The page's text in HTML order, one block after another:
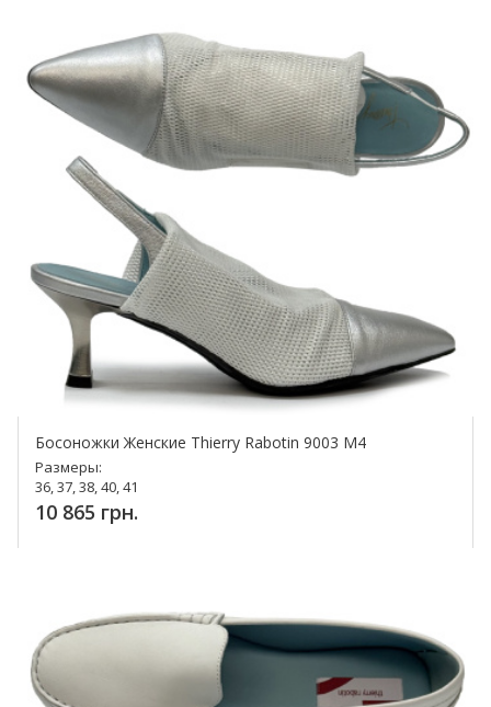
Босоножки Женские Thierry Rabotin 9003 M4
Размеры:
36, 37, 38, 40, 41
10 865 грн.